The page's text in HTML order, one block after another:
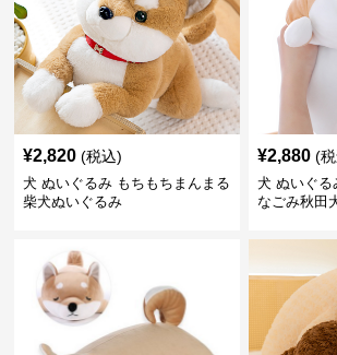
¥2,820 (税込)
犬 ぬいぐるみ もちもちまんまる
柴犬ぬいぐるみ
¥2,880 (
犬 ぬいぐる
なごみ秋田